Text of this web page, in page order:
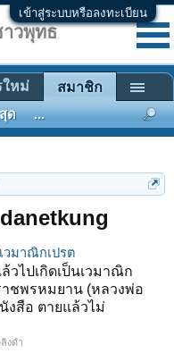
เข้าสู่ระบบหรือลงทะเบียน
วมาณิกเปรต
วไปเกิดเป็นเวมาณิก
าชพรหมยาน (หลวงพ่อ
งสือ ตายแล้วไม่
งดำ
วพุทธ
ใหม่ สมาชิก
ด ...